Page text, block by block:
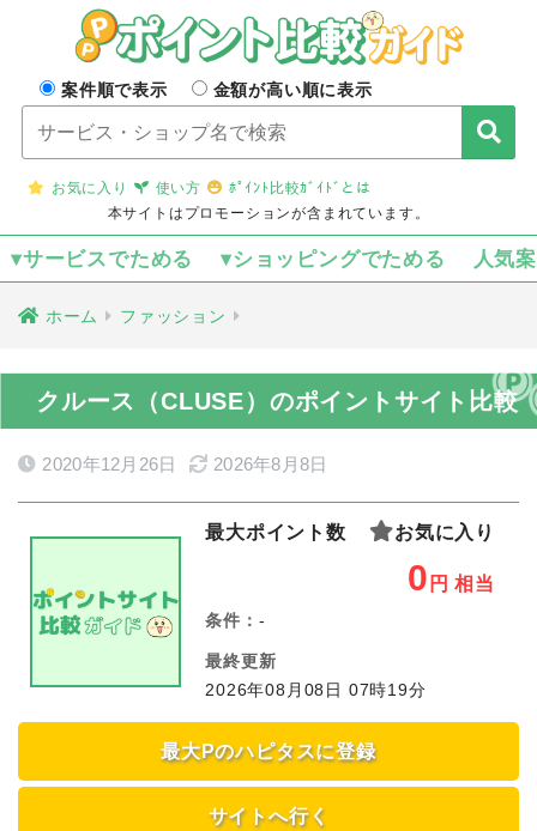
案件順で表示 金額が高い順に表示
お気に入り 使い方
ﾎﾟｲﾝﾄ比較ｶﾞｲﾄﾞとは
本サイトはプロモーションが含まれています。
▾サービスでためる ▾ショッピングでためる 人気
ホーム ファッション
クルース（CLUSE）のポイントサイト比較
2020年12月26日 2026年8月8日
最大ポイント数 お気に入り
0 円 相当
条件： -
最終更新
2026年08月08日 07時19分
最大Pのハピタスに登録
サイトへ行く